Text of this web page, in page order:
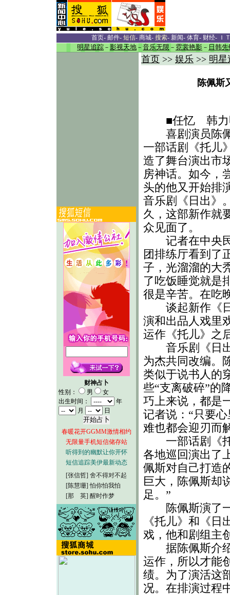
首页- 邮件- 短信- 商城- 搜索- 新闻- 体育- 财经- Ｉ
明星追踪 － 影视天地 － 音乐无限 － 霓裳艳影 － 日韩先
财神占卜
性别：
男
女
出生时间：
年
月
日
春暖花开GGMM激情相约
无限量手机短信储存站
听得到的幽默让你开怀
短信追踪美伊最新动态
[张信哲] 舍不得对不起
[陈慧珊] 怕你怕我怕
[那 英] 醒时作梦
首页 >> 娱乐 >> 明星
陈佩斯
■任忆 韩力
喜剧演员陈
一部话剧《托儿
造了舞台演出市
房神话。如今，
头的他又开始排
音乐剧《日出》
久，这部新作就
众见面了。
记者在中央
团排练厅看到了
子，光溜溜的大
了吃饭睡觉就是
很是辛苦。在吃
谈起新作《日
演和出品人戏里
运作《托儿》之
音乐剧《日出
为杰共同改编。
类似于说书人的
些“支离破碎”的
巧上来说，都是
记者说：“只要
难也都会迎刃而
一部话剧《托
各地巡回演出了
佩斯对自己打造
巨大，陈佩斯却
足。”
陈佩斯演了一
《托儿》和《
戏，他和剧组主
据陈佩斯介绍
运作，所以才能
绩。为了演活这
况。在排演过程